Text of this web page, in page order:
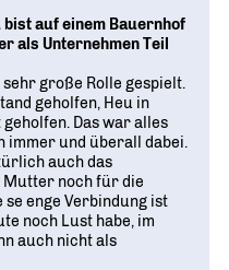
auf einem Bauernhof
als Unternehmen Teil
große Rolle gespielt.
geholfen, Heu in
Das war alles
und überall dabei.
auch das
Mutter noch für die
enge Verbindung ist
noch Lust habe, im
auch nicht als